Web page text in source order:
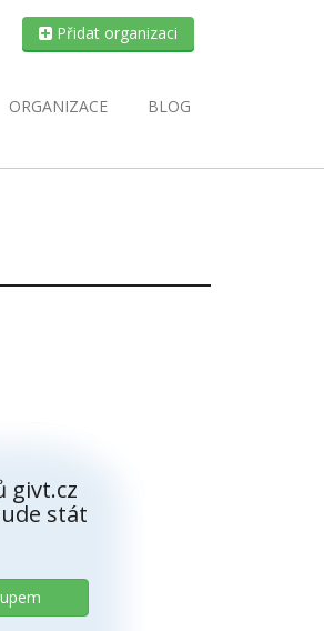
Přidat organizaci
ORGANIZACE BLOG
givt.cz
stát